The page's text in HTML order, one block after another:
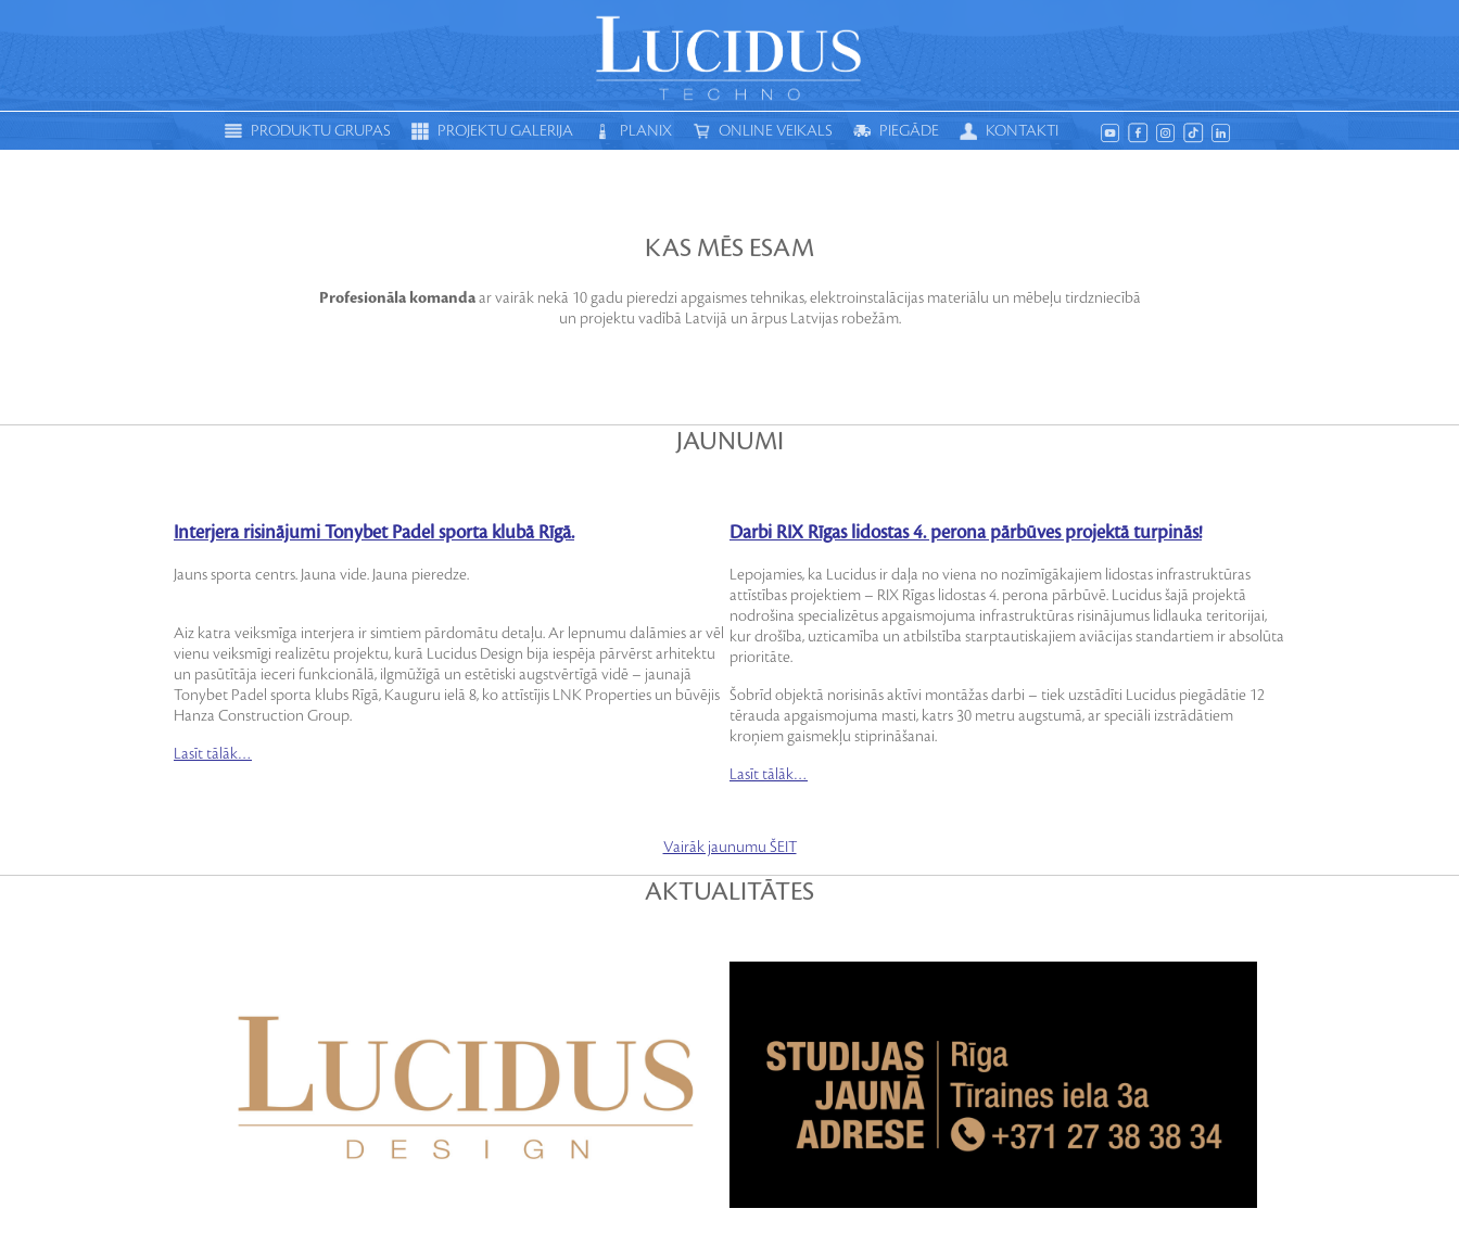
PRODUKTU GRUPAS PROJEKTU GALERIJA PLANIX ONLINE VEIKALS PIEGĀDE KONTAKTI
KAS MĒS ESAM
Profesionāla komandaar vairāk nekā 10 gadu pieredzi apgaismes tehnikas, elektroinstalācijas materiālu un mēbeļu tirdzniecībā
un projektu vadībā Latvijā un ārpus Latvijas robežām.
JAUNUMI
Interjera risinājumi Tonybet Padel sporta klubā Rīgā.
Jauns sporta centrs. Jauna vide. Jauna pieredze.
Aiz katra veiksmīga interjera ir simtiem pārdomātu detaļu. Ar lepnumu dalāmies ar vēl
vienu veiksmīgi realizētu projektu, kurā Lucidus Design bija iespēja pārvērst arhitektu
un pasūtītāja ieceri funkcionālā, ilgmūžīgā un estētiski augstvērtīgā vidē – jaunajā
Tonybet Padel sporta klubs Rīgā, Kauguru ielā 8, ko attīstījis LNK Properties un būvējis
Hanza Construction Group.
Lasīt tālāk…
Darbi RIX Rīgas lidostas 4. perona pārbūves projektā turpinās!
Lepojamies, ka Lucidus ir daļa no viena no nozīmīgākajiem lidostas infrastruktūras
attīstības projektiem – RIX Rīgas lidostas 4. perona pārbūvē. Lucidus šajā projektā
nodrošina specializētus apgaismojuma infrastruktūras risinājumus lidlauka teritorijai,
kur drošība, uzticamība un atbilstība starptautiskajiem aviācijas standartiem ir absolūta
prioritāte.
Šobrīd objektā norisinās aktīvi montāžas darbi – tiek uzstādīti Lucidus piegādātie 12
tērauda apgaismojuma masti, katrs 30 metru augstumā, ar speciāli izstrādātiem
kroņiem gaismekļu stiprināšanai.
Lasīt tālāk…
Vairāk jaunumu ŠEIT
AKTUALITĀTES